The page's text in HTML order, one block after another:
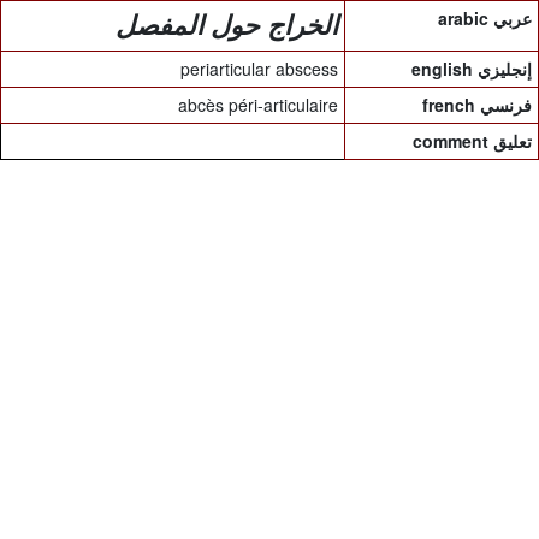
arabic عربي الخراج حول المفصل
english إنجليزي
periarticular abscess
french فرنسي
abcès péri-articulaire
comment تعليق